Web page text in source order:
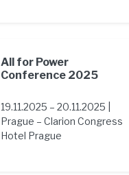
All for Power
Conference 2025
19.11.2025 – 20.11.2025 |
Prague – Clarion Congress
Hotel Prague